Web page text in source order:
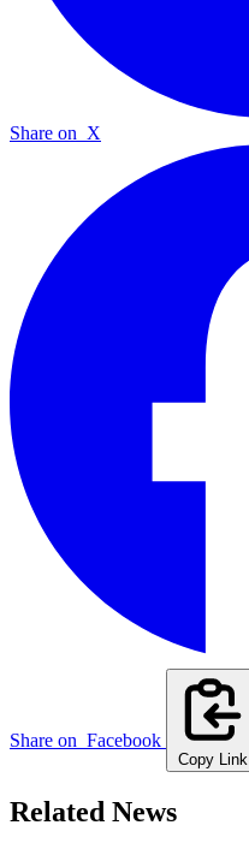
Share on X
Share on Facebook
Copy Link
Related News